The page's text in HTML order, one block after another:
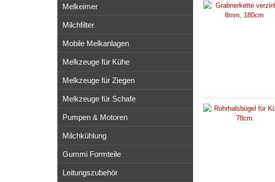
Melkeimer
Milchfilter
Mobile Melkanlagen
Melkzeuge für Kühe
Melkzeuge für Ziegen
Melkzeuge für Schafe
Pumpen & Motoren
Milchkühlung
Gummi Formteile
Leitungszubehör